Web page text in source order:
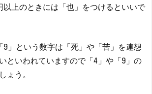
以上のときには「也」をつけるといいで
9」という数字は「死」や「苦」を連想
といわれていますので「4」や「9」の
ょう。